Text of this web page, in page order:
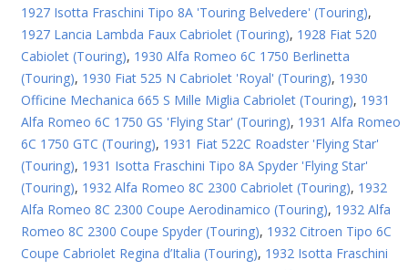
1927 Isotta Fraschini Tipo 8A 'Touring Belvedere' (Touring),
1927 Lancia Lambda Faux Cabriolet (Touring), 1928 Fiat 520
Cabiolet (Touring), 1930 Alfa Romeo 6C 1750 Berlinetta
(Touring), 1930 Fiat 525 N Cabriolet 'Royal' (Touring), 1930
Officine Mechanica 665 S Mille Miglia Cabriolet (Touring), 1931
Alfa Romeo 6C 1750 GS 'Flying Star' (Touring), 1931 Alfa Romeo
6C 1750 GTC (Touring), 1931 Fiat 522C Roadster 'Flying Star'
(Touring), 1931 Isotta Fraschini Tipo 8A Spyder 'Flying Star'
(Touring), 1932 Alfa Romeo 8C 2300 Cabriolet (Touring), 1932
Alfa Romeo 8C 2300 Coupe Aerodinamico (Touring), 1932 Alfa
Romeo 8C 2300 Coupe Spyder (Touring), 1932 Citroen Tipo 6C
Coupe Cabriolet Regina d’Italia (Touring), 1932 Isotta Fraschini